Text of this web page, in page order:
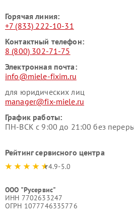
Горячая линия:
+7 (833) 222-10-31
Контактный телефон:
8 (800) 302-71-75
Электронная почта:
info@miele-fixim.ru
для юридических лиц
manager@fix-miele.ru
График работы:
ПН-ВСК с 9:00 до 21:00 без
Рейтинг сервисного центра
4.9-5.0
ООО "Русервис"
ИНН 7702633247
ОГРН 1077746335776